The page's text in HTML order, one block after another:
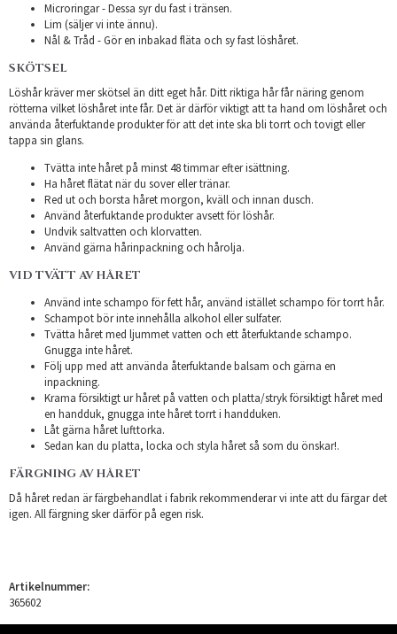
Microringar - Dessa syr du fast i tränsen.
Lim (säljer vi inte ännu).
Nål & Tråd - Gör en inbakad fläta och sy fast löshåret.
SKÖTSEL
Löshår kräver mer skötsel än ditt eget hår. Ditt riktiga hår får näring genom
rötterna vilket löshåret inte får. Det är därför viktigt att ta hand om löshåret och
använda återfuktande produkter för att det inte ska bli torrt och tovigt eller
tappa sin glans.
Tvätta inte håret på minst 48 timmar efter isättning.
Ha håret flätat när du sover eller tränar.
Red ut och borsta håret morgon, kväll och innan dusch.
Använd återfuktande produkter avsett för löshår.
Undvik saltvatten och klorvatten.
Använd gärna hårinpackning och hårolja.
VID TVÄTT AV HÅRET
Använd inte schampo för fett hår, använd istället schampo för torrt hår.
Schampot bör inte innehålla alkohol eller sulfater.
Tvätta håret med ljummet vatten och ett återfuktande schampo.
Gnugga inte håret.
Följ upp med att använda återfuktande balsam och gärna en
inpackning.
Krama försiktigt ur håret på vatten och platta/stryk försiktigt håret med
en handduk, gnugga inte håret torrt i handduken.
Låt gärna håret lufttorka.
Sedan kan du platta, locka och styla håret så som du önskar!.
FÄRGNING AV HÅRET
Då håret redan är färgbehandlat i fabrik rekommenderar vi inte att du färgar det
igen. All färgning sker därför på egen risk.
Artikelnummer:
365602